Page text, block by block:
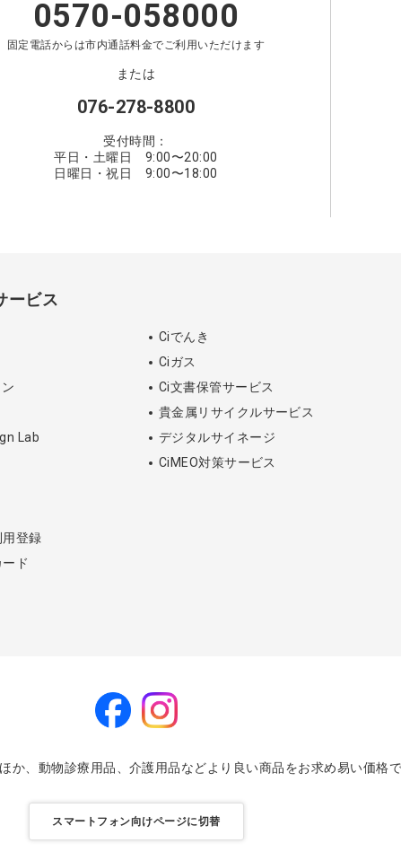
0570-058000
固定電話からは市内通話料金でご利用いただけます
または
076-278-8800
受付時間：
平日・土曜日 9:00〜20:00
日曜日・祝日 9:00〜18:00
ービス
Lab
登録
ド
Ciでんき
Ciガス
Ci文書保管サービス
貴金属リサイクルサービス
デジタルサイネージ
CiMEO対策サービス
か、動物診療用品、介護用品などより良い商品をお求め易い価格で
スマートフォン向けページに切替